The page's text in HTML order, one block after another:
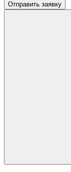
Отправить заявку